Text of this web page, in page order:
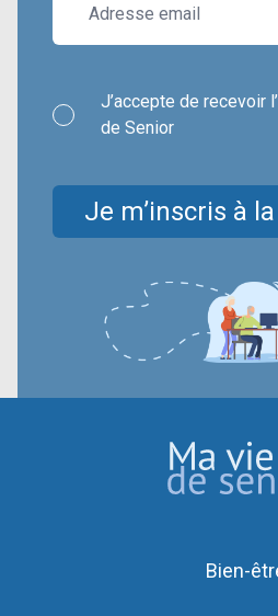
J’accepte de recevoir
de Senior
Je m’inscris à
Bien-